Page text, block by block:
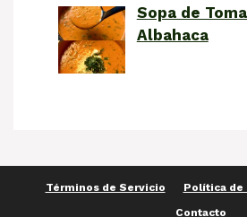
Sopa de
Albahaca
Términos de Servicio Política de
Contacto